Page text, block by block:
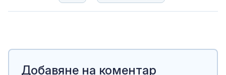
Добавяне на коментар